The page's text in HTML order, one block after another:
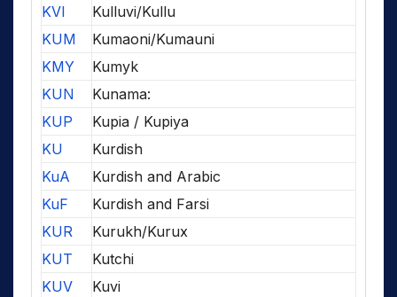
KVI
Kulluvi/Kullu
KUM
Kumaoni/Kumauni
KMY
Kumyk
KUN
Kunama:
KUP
Kupia / Kupiya
KU
Kurdish
KuA
Kurdish and Arabic
KuF
Kurdish and Farsi
KUR
Kurukh/Kurux
KUT
Kutchi
KUV
Kuvi